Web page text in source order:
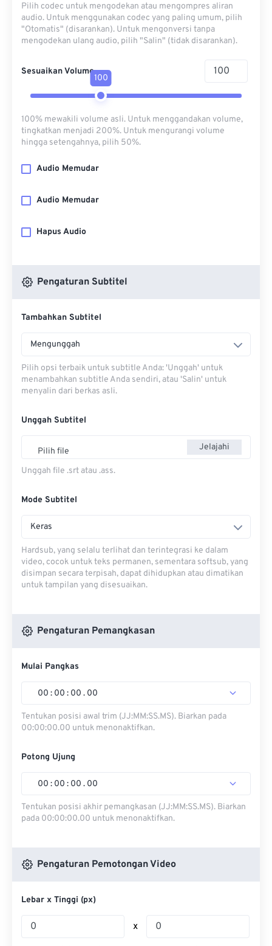
Pilih codec untuk mengodekan atau mengompres aliran
audio. Untuk menggunakan codec yang paling umum, pilih
"Otomatis" (disarankan). Untuk mengonversi tanpa
mengodekan ulang audio, pilih "Salin" (tidak disarankan).
Sesuaikan Volume
100
100% mewakili volume asli. Untuk menggandakan volume,
tingkatkan menjadi 200%. Untuk mengurangi volume
hingga setengahnya, pilih 50%.
Audio Memudar
Audio Memudar
Hapus Audio
Pengaturan Subtitel
Tambahkan Subtitel
Mengunggah
Pilih opsi terbaik untuk subtitle Anda: 'Unggah' untuk
menambahkan subtitle Anda sendiri, atau 'Salin' untuk
menyalin dari berkas asli.
Unggah Subtitel
Pilih file Jelajahi
Unggah file .srt atau .ass.
Mode Subtitel
Keras
Hardsub, yang selalu terlihat dan terintegrasi ke dalam
video, cocok untuk teks permanen, sementara softsub, yang
disimpan secara terpisah, dapat dihidupkan atau dimatikan
untuk tampilan yang disesuaikan.
Pengaturan Pemangkasan
Mulai Pangkas
00 : 00 : 00 . 00
Tentukan posisi awal trim (JJ:MM:SS.MS). Biarkan pada
00:00:00.00 untuk menonaktifkan.
Potong Ujung
00 : 00 : 00 . 00
Tentukan posisi akhir pemangkasan (JJ:MM:SS.MS). Biarkan
pada 00:00:00.00 untuk menonaktifkan.
Pengaturan Pemotongan Video
Lebar x Tinggi (px)
x